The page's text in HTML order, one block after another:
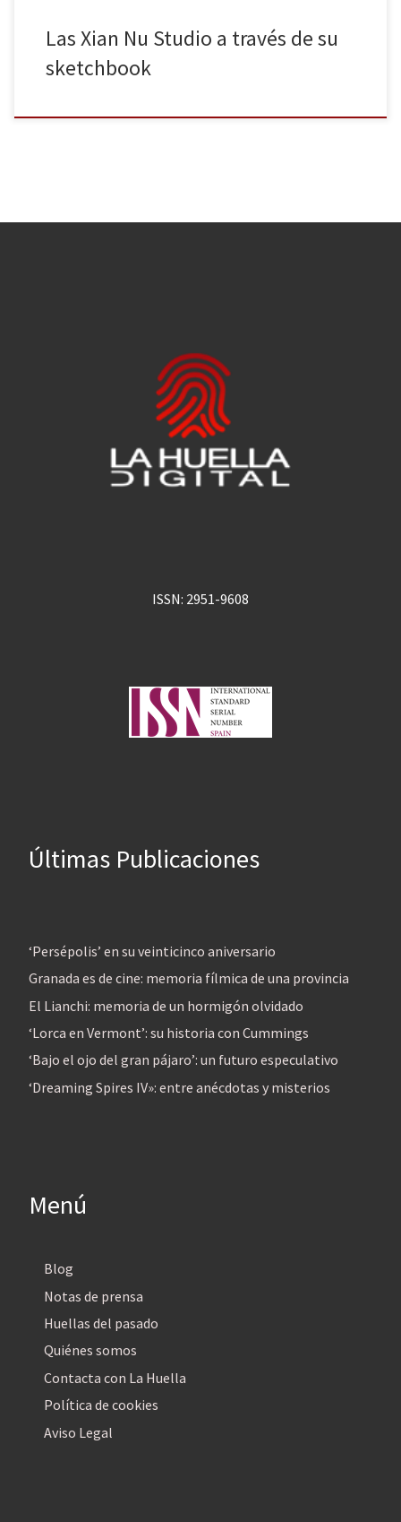
Las Xian Nu Studio a través de su
sketchbook
ISSN: 2951-9608
Últimas Publicaciones
‘Persépolis’ en su veinticinco aniversario
Granada es de cine: memoria fílmica de una provincia
El Lianchi: memoria de un hormigón olvidado
‘Lorca en Vermont’: su historia con Cummings
‘Bajo el ojo del gran pájaro’: un futuro especulativo
‘Dreaming Spires IV»: entre anécdotas y misterios
Menú
Blog
Notas de prensa
Huellas del pasado
Quiénes somos
Contacta con La Huella
Política de cookies
Aviso Legal